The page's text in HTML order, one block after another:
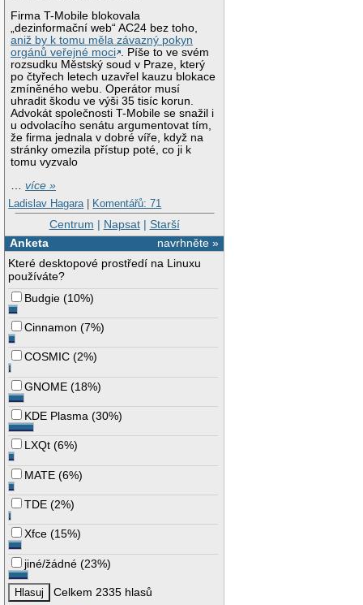
Firma T-Mobile blokovala
„dezinformační web“ AC24 bez toho,
aniž by k tomu měla závazný pokyn
orgánů veřejné moci . Píše to ve svém
rozsudku Městský soud v Praze, který
po čtyřech letech uzavřel kauzu blokace
zmíněného webu. Operátor musí
uhradit škodu ve výši 35 tisíc korun.
Advokát společnosti T-Mobile se snažil i
u odvolacího senátu argumentovat tím,
že firma jednala v dobré víře, když na
stránky omezila přístup poté, co ji k
tomu vyzvalo
…více »
Ladislav Hagara | Komentářů: 71
Centrum | Napsat| Starší
navrhněte »
Anketa
Které desktopové prostředí na Linuxu
používáte?
Budgie (10%)
Cinnamon (7%)
COSMIC (2%)
GNOME (18%)
KDE Plasma (30%)
LXQt (6%)
MATE (6%)
TDE (2%)
Xfce (15%)
jiné/žádné (23%)
Celkem 2335 hlasů